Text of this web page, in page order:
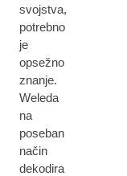
svojstva,
potrebno
je
opsežno
znanje.
Weleda
na
poseban
način
dekodira